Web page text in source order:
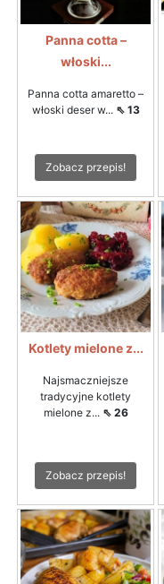
Panna cotta –
włoski...
Panna cotta amaretto –
włoski deser w... ⇖ 13
Zobacz przepis!
Kotlety mielone z...
Najsmaczniejsze
tradycyjne kotlety
mielone z... ⇖ 26
Zobacz przepis!